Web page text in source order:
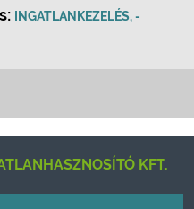
INGATLANKEZELÉS, -
KFT.